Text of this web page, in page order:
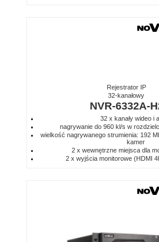
Rejestrator IP
32-kanałowy
NVR-6332A-
32 x kanały wideo i
nagrywanie do 960 kl/s w
wielkość nagrywanego strumienia: 192
kamer
2 x wewnętrzne miejsca dla
2 x wyjścia monitorowe (HDMI